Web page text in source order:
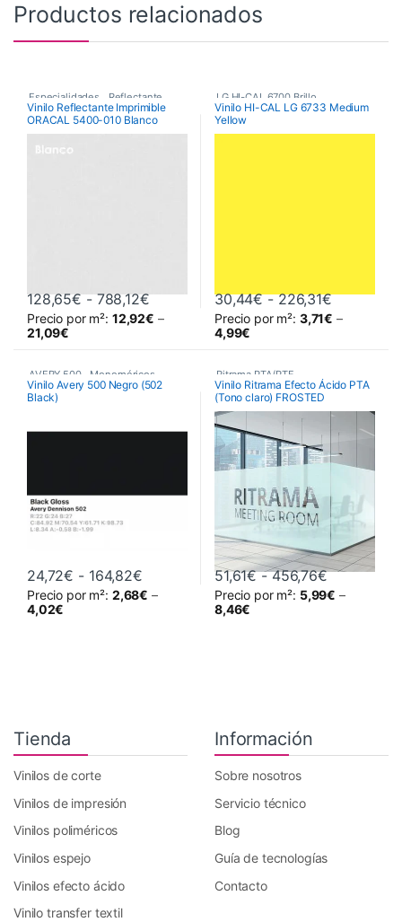
Productos relacionados
Especialidades Reflectante
Vinilos De Corte
Vinilo Reflectante Imprimible
ORACAL 5400-010 Blanco
128,65€ - 788,12€Rango de precios: desde 128,65€
Precio por m²: 12,92€ –
21,09€
Este producto tiene múltiples variantes. Las opciones se
LG HI-CAL 6700 Brillo
Poliméricos
Vinilo HI-CAL LG 6733 Medium
Yellow
30,44€ - 226,31€Rango de
Precio por m²: 3,71€ –
4,99€
Este producto tiene múltiples
AVERY 500 Monoméricos
Vinilos De Corte
Vinilo Avery 500 Negro (502
Black)
24,72€ - 164,82€Rango de precios: desde 24,72€
Precio por m²: 2,68€ –
4,02€
Este producto tiene múltiples variantes. Las opciones se
Ritrama PTA/PTF
Vinilos De Corte,
Vinilos Efecto Ácido
Vinilos para decoración de
cristales
Vinilo Ritrama Efecto Ácido PTA
(Tono claro) FROSTED
51,61€ - 456,76€Rango de
Precio por m²: 5,99€ –
8,46€
Este producto tiene múltiples
Tienda
Vinilos de corte
Vinilos de impresión
Vinilos poliméricos
Vinilos espejo
Vinilos efecto ácido
Vinilo transfer textil
Información
Sobre nosotros
Servicio técnico
Blog
Guía de tecnologías
Contacto